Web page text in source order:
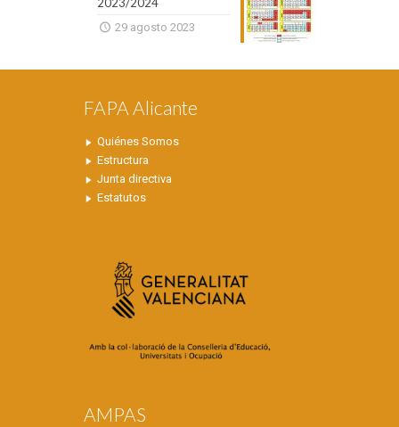
29 agosto 2023
FAPA Alicante
Quiénes Somos
Estructura
Junta directiva
Estatutos
AMPAS